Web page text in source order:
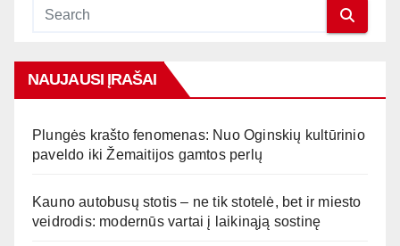
NAUJAUSI ĮRAŠAI
Plungės krašto fenomenas: Nuo Oginskių kultūrinio
paveldo iki Žemaitijos gamtos perlų
Kauno autobusų stotis – ne tik stotelė, bet ir miesto
veidrodis: modernūs vartai į laikinąją sostinę